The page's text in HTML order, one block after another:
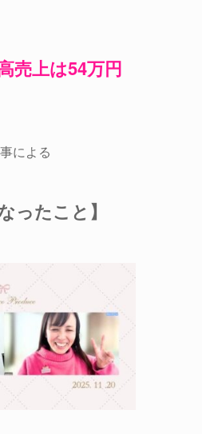
売上は54万円
による
ったこと】